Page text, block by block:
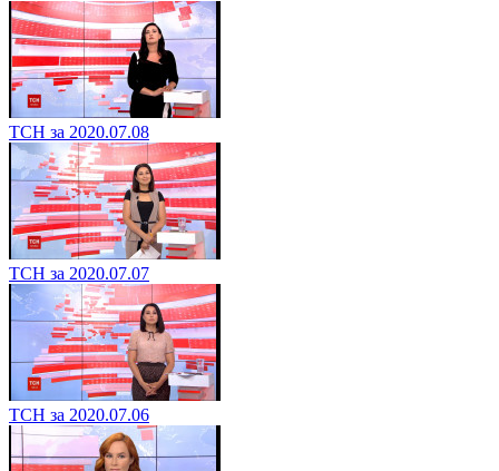
ТСН за 2020.07.08
ТСН за 2020.07.07
ТСН за 2020.07.06